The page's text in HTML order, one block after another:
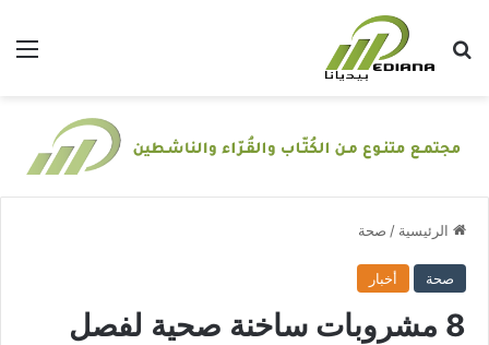
بحث عن
الرئيسية / صحة
صحة أخبار
8 مشروبات ساخنة صحية لفصل